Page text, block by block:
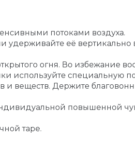
потоками воздуха.
удерживайте её вертикально
огня. Во избежание
используйте специальную
веществ. Держите
повышенной
таре.